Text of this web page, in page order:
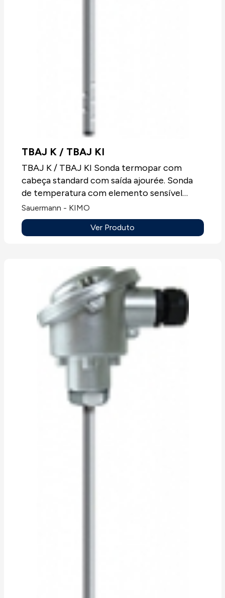
TBAJ K / TBAJ KI
TBAJ K / TBAJ KI Sonda termopar com
cabeça standard com saída ajourée. Sonda
de temperatura com elemento sensível
termopar T, J, K ou N, sempre sem
mostrador.Aplicações: Todos os tipos de
aplicações.
Sauermann - KIMO
Ver Produto